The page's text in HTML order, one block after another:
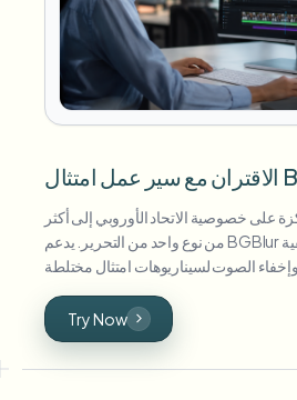
على خصوصية الاتحاد الأوروبي إلى أكثر
من نوع واحد من التحرير. يدعم BGBlur أيضًا طمس الخلفية
Try Now